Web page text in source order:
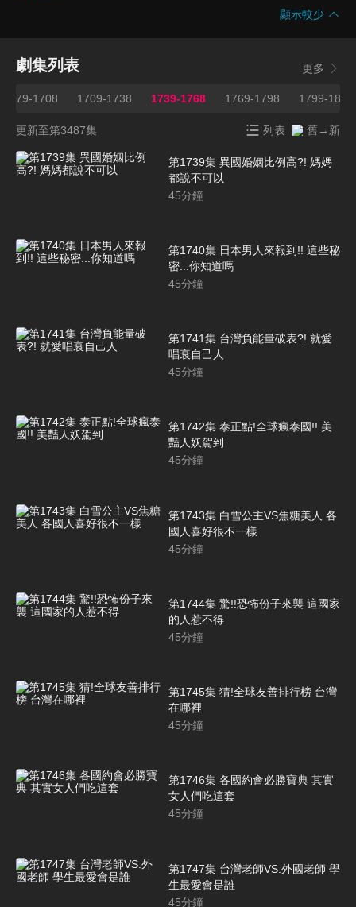
顯示較少
劇集列表 更多
1679-1708 1709-1738 1739-1768 1769-1798 1799-1827
更新至第3487集 列表 舊→新
第1739集 異國婚姻比例高?! 媽媽
都說不可以
45分鐘
第1740集 日本男人來報到!! 這些秘
密...你知道嗎
45分鐘
第1741集 台灣負能量破表?! 就愛
唱衰自己人
45分鐘
第1742集 泰正點!全球瘋泰國!! 美
豔人妖駕到
45分鐘
第1743集 白雪公主VS焦糖美人 各
國人喜好很不一樣
45分鐘
第1744集 驚!!恐怖份子來襲 這國家
的人惹不得
45分鐘
第1745集 猜!全球友善排行榜 台灣
在哪裡
45分鐘
第1746集 各國約會必勝寶典 其實
女人們吃這套
45分鐘
第1747集 台灣老師VS.外國老師 學
生最愛會是誰
45分鐘